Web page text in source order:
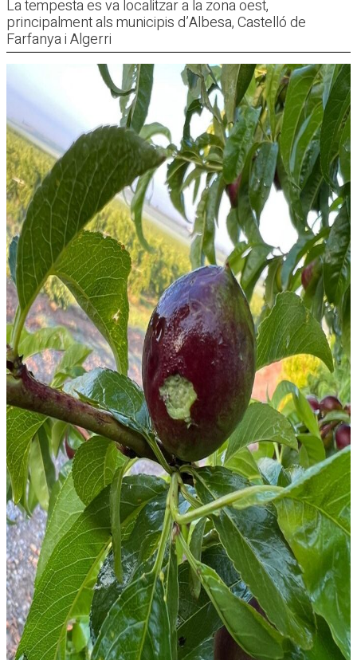
La tempesta es va localitzar a la zona oest,
principalment als municipis d’Albesa, Castelló de
Farfanya i Algerri